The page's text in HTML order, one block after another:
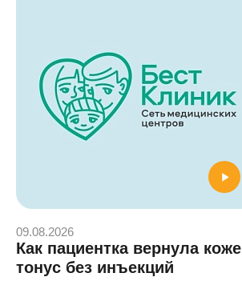
09.08.2026
Как пациентка вернула коже
тонус без инъекций